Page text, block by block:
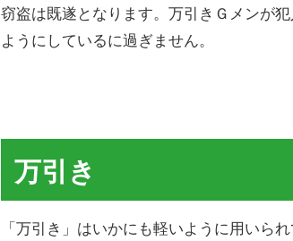
窃盗は既遂となります。万引きＧメンが
ようにしているに過ぎません。
万引き
「万引き」はいかにも軽いように用いら